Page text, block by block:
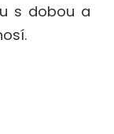
s dobou a